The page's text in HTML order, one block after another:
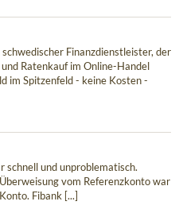
Finanzdienstleister, der
Ratenkauf im Online-Handel
im Spitzenfeld - keine Kosten -
schnell und unproblematisch.
vom Referenzkonto war
Fibank [...]